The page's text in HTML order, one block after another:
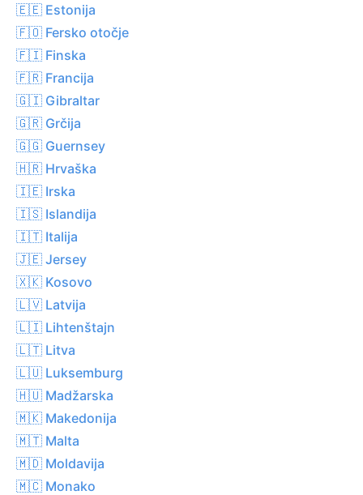
🇪🇪 Estonija
🇫🇴 Fersko otočje
🇫🇮 Finska
🇫🇷 Francija
🇬🇮 Gibraltar
🇬🇷 Grčija
🇬🇬 Guernsey
🇭🇷 Hrvaška
🇮🇪 Irska
🇮🇸 Islandija
🇮🇹 Italija
🇯🇪 Jersey
🇽🇰 Kosovo
🇱🇻 Latvija
🇱🇮 Lihtenštajn
🇱🇹 Litva
🇱🇺 Luksemburg
🇭🇺 Madžarska
🇲🇰 Makedonija
🇲🇹 Malta
🇲🇩 Moldavija
🇲🇨 Monako